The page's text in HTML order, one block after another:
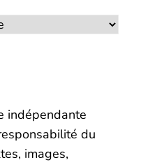
indépendante
du
images,